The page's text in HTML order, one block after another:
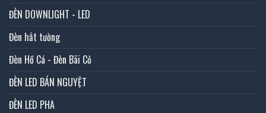
ĐÈN DOWNLIGHT - LED
Đèn hắt tường
Đèn Hồ Cá - Đèn Bãi Cỏ
ĐÈN LED BÁN NGUYỆT
ĐÈN LED PHA